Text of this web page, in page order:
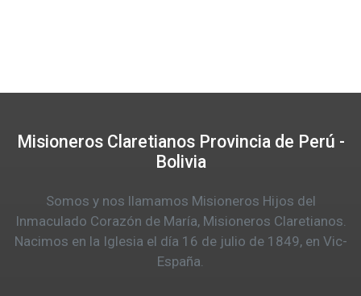
Misioneros Claretianos Provincia de Perú -
Bolivia
Somos y nos llamamos Misioneros Hijos del
Inmaculado Corazón de María, Misioneros Claretianos.
Nacimos en la Iglesia el día 16 de julio de 1849, en Vic-
España.